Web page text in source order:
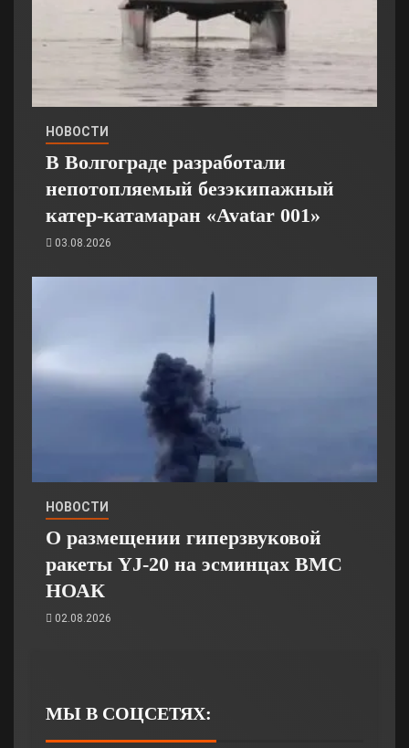
НОВОСТИ
В Волгограде разработали
непотопляемый безэкипажный
катер-катамаран «Avatar 001»
03.08.2026
НОВОСТИ
О размещении гиперзвуковой
ракеты YJ-20 на эсминцах ВМС
НОАК
02.08.2026
МЫ В СОЦСЕТЯХ: